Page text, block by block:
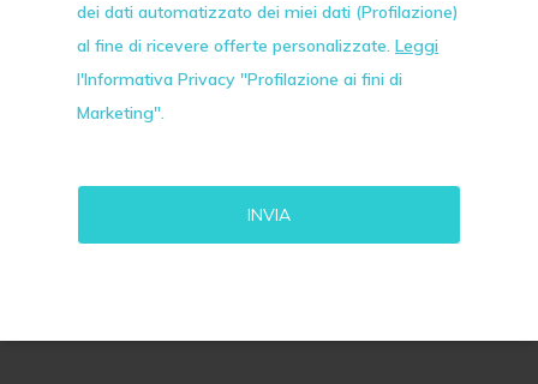
dei dati automatizzato dei miei dati (Profilazione)
al fine di ricevere offerte personalizzate. Leggi
l'Informativa Privacy "Profilazione ai fini di
Marketing".